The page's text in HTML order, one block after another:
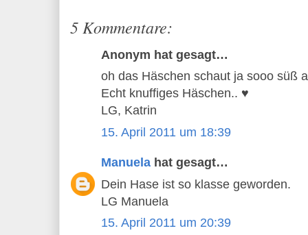
5 Kommentare:
Anonym hat gesagt…
oh das Häschen schaut ja sooo süß
Echt knuffiges Häschen.. ♥
LG, Katrin
15. April 2011 um 18:39
Manuela hat gesagt…
Dein Hase ist so klasse geworden.
LG Manuela
15. April 2011 um 20:39